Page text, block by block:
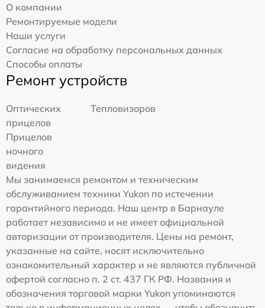
О компании
Ремонтируемые модели
Наши услуги
Согласие на обработку персональных данных
Способы оплаты
Ремонт устройств
Оптических
прицелов
Тепловизоров
Прицелов
ночного
видения
Мы занимаемся ремонтом и техническим
обслуживанием техники Yukon по истечении
гарантийного периода. Наш центр в Барнауле
работает независимо и не имеет официальной
авторизации от производителя. Цены на ремонт,
указанные на сайте, носят исключительно
ознакомительный характер и не являются публичной
офертой согласно п. 2 ст. 437 ГК РФ. Названия и
обозначения торговой марки Yukon упоминаются